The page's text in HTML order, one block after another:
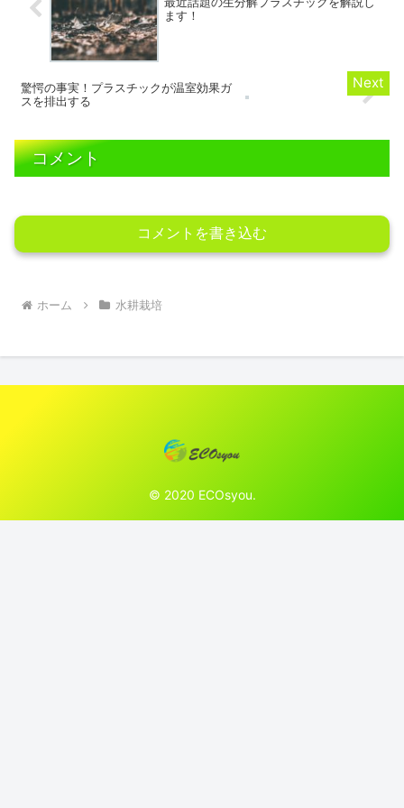
ます！
驚愕の事実！プラスチックが温室効果ガ
スを排出する
コメント
コメントを書き込む
ホーム 水耕栽培
© 2020 ECOsyou.